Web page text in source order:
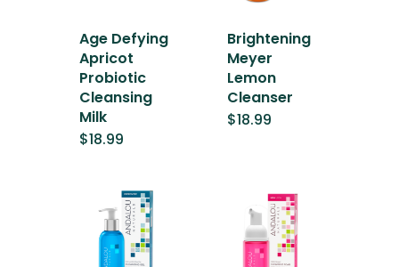
Age Defying
Apricot
Probiotic
Cleansing
Milk
$18.99
Brightening
Meyer
Lemon
Cleanser
$18.99